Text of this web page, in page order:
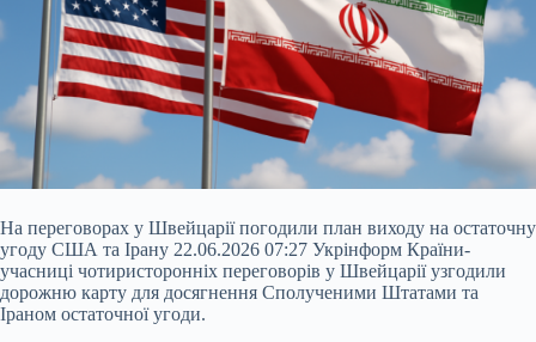
На переговорах у Швейцарії погодили план виходу на остаточну
угоду США та Ірану 22.06.2026 07:27 Укрінформ Країни-
учасниці чотиристоронніх переговорів у Швейцарії узгодили
дорожню карту для досягнення Сполученими Штатами та
Іраном остаточної угоди.